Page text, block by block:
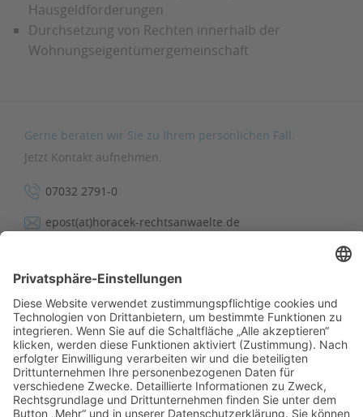
Hausgeldforderungen
Durchsetzung von Rechten innerhalb der
Wohnungseigentümergemeinschaft
Gerne beraten wir Sie zu Ihrem persönlichen Fall.
Jetzt Kontakt aufnehmen.
07032 2791-0
epost(at)horacek-rechtsanwaelte.de